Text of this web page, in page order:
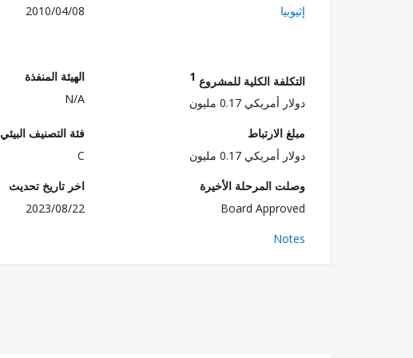
إثيوبيا 2010/04/08
التكلفة الكلية للمشروع 1
دولار أمريكي 0.17 مليون
الهيئة المنفذة
N/A
مبلغ الارتباط
دولار أمريكي 0.17 مليون
فئة التصنيف البيئي
C
وصلت المرحلة الأخيرة
Board Approved
اخر تاريخ تحديث
2023/08/22
Notes